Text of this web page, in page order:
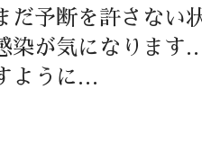
だ予断を許さない
染が気になります
ように…